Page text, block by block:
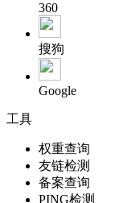
360
搜狗
Google
工具
权重查询
友链检测
备案查询
PING检测